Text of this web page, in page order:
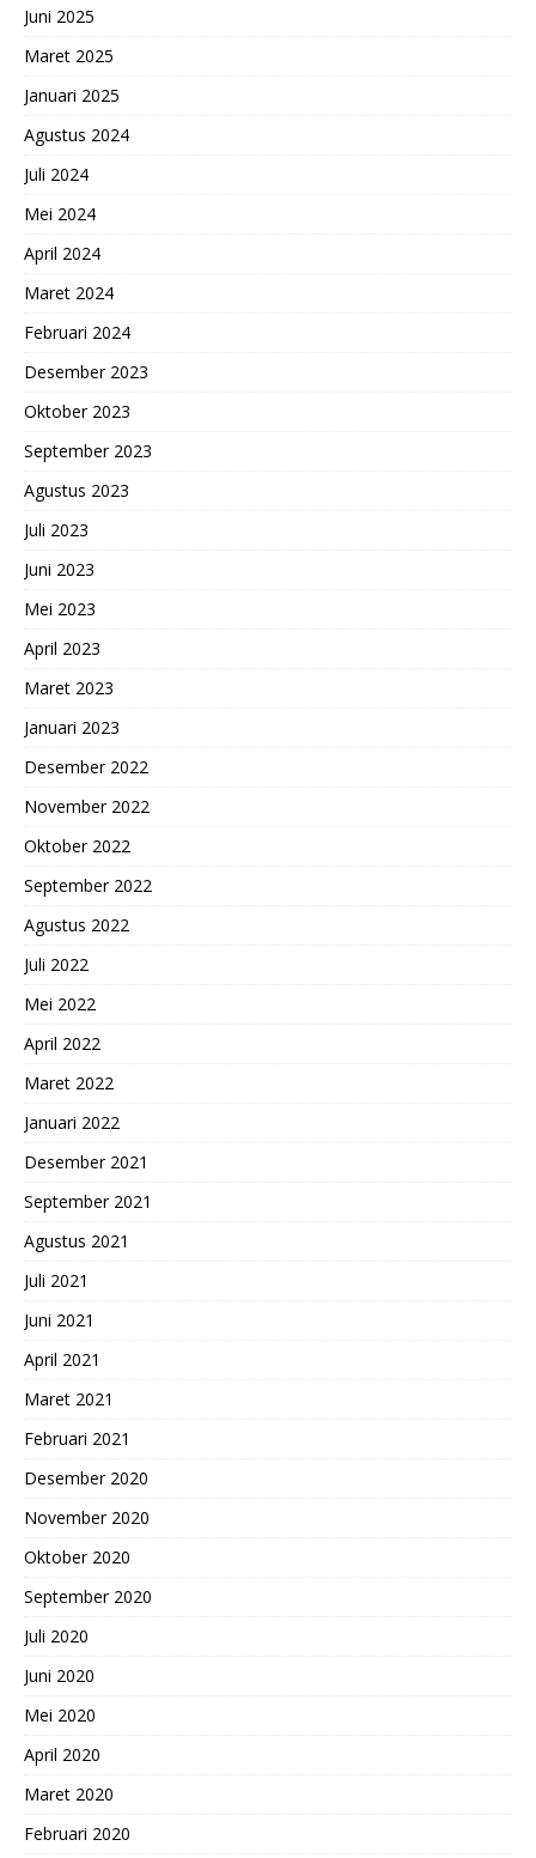
Juni 2025
Maret 2025
Januari 2025
Agustus 2024
Juli 2024
Mei 2024
April 2024
Maret 2024
Februari 2024
Desember 2023
Oktober 2023
September 2023
Agustus 2023
Juli 2023
Juni 2023
Mei 2023
April 2023
Maret 2023
Januari 2023
Desember 2022
November 2022
Oktober 2022
September 2022
Agustus 2022
Juli 2022
Mei 2022
April 2022
Maret 2022
Januari 2022
Desember 2021
September 2021
Agustus 2021
Juli 2021
Juni 2021
April 2021
Maret 2021
Februari 2021
Desember 2020
November 2020
Oktober 2020
September 2020
Juli 2020
Juni 2020
Mei 2020
April 2020
Maret 2020
Februari 2020